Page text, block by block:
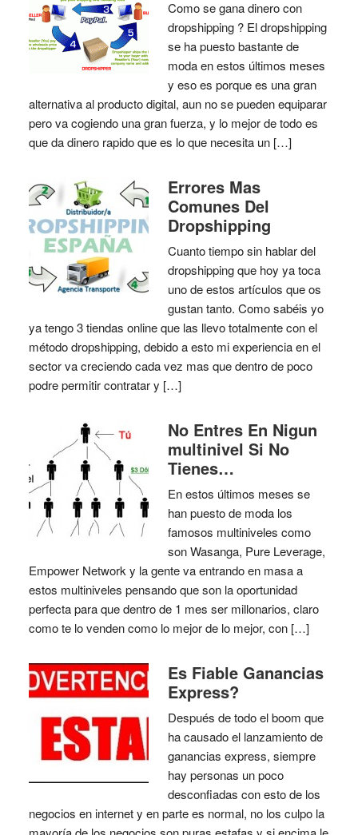
Como se gana dinero con
dropshipping ? El dropshipping
se ha puesto bastante de
moda en estos últimos meses
y eso es porque es una gran
alternativa al producto digital, aun no se pueden equiparar
pero va cogiendo una gran fuerza, y lo mejor de todo es
que da dinero rapido que es lo que necesita un […]
Errores Mas
Comunes Del
Dropshipping
Cuanto tiempo sin hablar del
dropshipping que hoy ya toca
uno de estos artículos que os
gustan tanto. Como sabéis yo
ya tengo 3 tiendas online que las llevo totalmente con el
método dropshipping, debido a esto mi experiencia en el
sector va creciendo cada vez mas que dentro de poco
podre permitir contratar y […]
No Entres En Nigun
multinivel Si No
Tienes…
En estos últimos meses se
han puesto de moda los
famosos multiniveles como
son Wasanga, Pure Leverage,
Empower Network y la gente va entrando en masa a
estos multiniveles pensando que son la oportunidad
perfecta para que dentro de 1 mes ser millonarios, claro
como te lo venden como lo mejor de lo mejor, con […]
Es Fiable Ganancias
Express?
Después de todo el boom que
ha causado el lanzamiento de
ganancias express, siempre
hay personas un poco
desconfiadas con esto de los
negocios en internet y en parte es normal, no los culpo la